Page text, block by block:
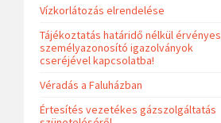
Vízkorlátozás elrendelése
Tájékoztatás határidő nélkül érvényes
személyazonosító igazolványok
cseréjével kapcsolatba!
Véradás a Faluházban
Értesítés vezetékes gázszolgáltatás